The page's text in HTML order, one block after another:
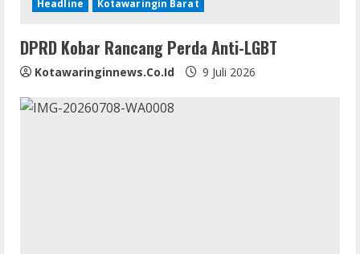
Headline Kotawaringin Barat
DPRD Kobar Rancang Perda Anti-LGBT
Kotawaringinnews.co.id 9 Juli 2026